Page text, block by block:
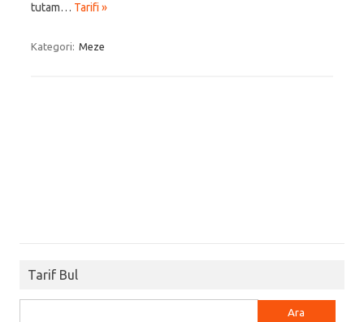
tutam… Tarifi »
Kategori: Meze
Tarif Bul